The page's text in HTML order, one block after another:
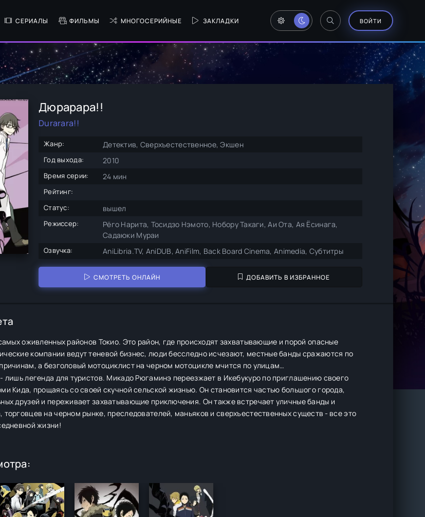
СЕРИАЛЫ ФИЛЬМЫ МНОГОСЕРИЙНЫЕ ЗАКЛАДКИ ВОЙТИ
Дюрарара!!
Durarara!!
Жанр: Детектив, Сверхъестественное, Экшен
Год выхода: 2010
Время серии: 24 мин
Рейтинг:
Статус:
вышел
Режиссер:
Рёго Нарита, Тосидзо Нэмото, Нобору Такаги, Аи Ота, Ая Ёсинага,
Садаюки Мураи
Озвучка: AniLibria.TV, AniDUB, AniFilm, Back Board Cinema, Animedia, Субтитры
СМОТРЕТЬ ОНЛАЙН ДОБАВИТЬ В ИЗБРАННОЕ
оживленных районов Токио. Это район, где происходят захватывающие и порой опасные
компании ведут теневой бизнес, люди бесследно исчезают, местные банды сражаются по
а безголовый мотоциклист на черном мотоцикле мчится по улицам…
лишь легенда для туристов. Микадо Рюгаминэ переезжает в Икебукуро по приглашению своего
Кида, прощаясь со своей скучной сельской жизнью. Он становится частью большого города,
друзей и переживает захватывающие приключения. Он также встречает уличные банды и
на черном рынке, преследователей, маньяков и сверхъестественных существ - все это
жизни!